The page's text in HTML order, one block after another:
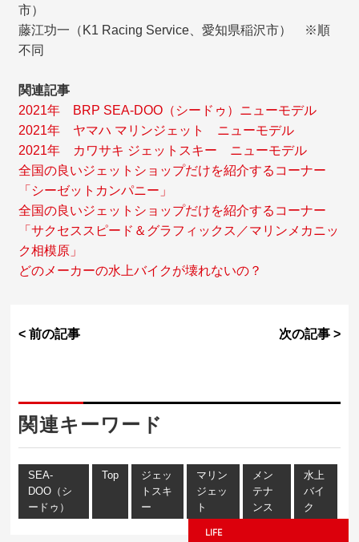
市）
藤江功一（K1 Racing Service、愛知県稲沢市） ※順
不同
関連記事
2021年 BRP SEA-DOO（シードゥ）ニューモデル
2021年 ヤマハ マリンジェット ニューモデル
2021年 カワサキ ジェットスキー ニューモデル
全国の良いジェットショップだけを紹介するコーナー
「シーゼットカンパニー」
全国の良いジェットショップだけを紹介するコーナー
「サクセススピード＆グラフィックス／マリンメカニッ
ク相模原」
どのメーカーの水上バイクが壊れないの？
< 前の記事 次の記事 >
関連キーワード
SEA-
DOO（シ
ードゥ）
Top
ジェッ
トスキ
ー
マリン
ジェッ
ト
メン
テナ
ンス
水上
バイ
ク
LIFE